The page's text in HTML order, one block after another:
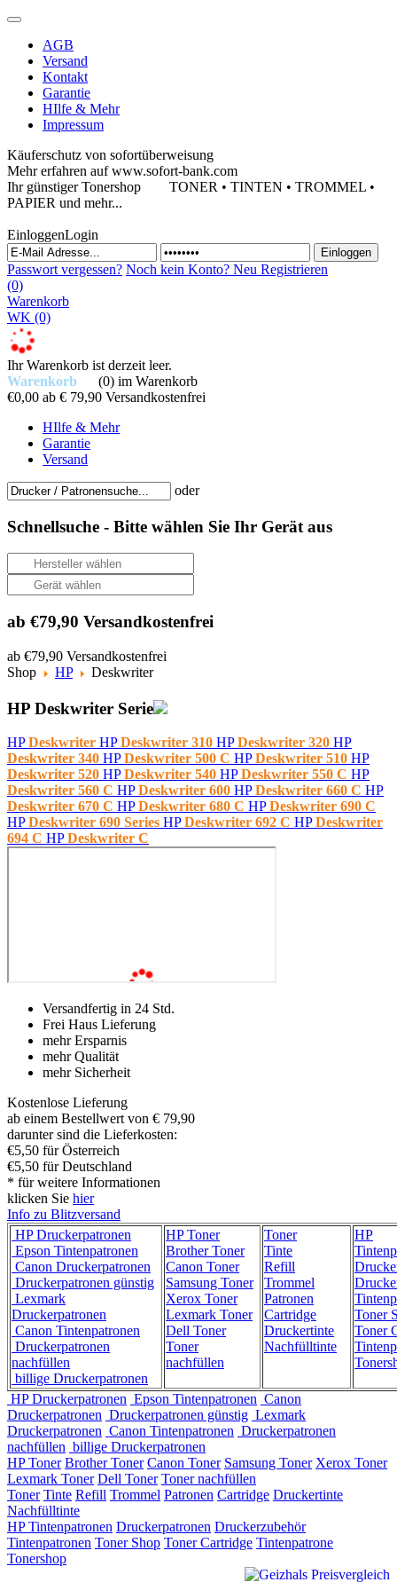
AGB
Versand
Kontakt
Garantie
HIlfe & Mehr
Impressum
Käuferschutz von sofortüberweisung
Mehr erfahren auf www.sofort-bank.com
Ihr günstiger Tonershop TONER • TINTEN • TROMMEL •
PAPIER und mehr...
EinloggenLogin
Passwort vergessen? Noch kein Konto? Neu Registrieren
(0)
Warenkorb
WK (0)
Ihr Warenkorb ist derzeit leer.
Warenkorb
(0) im Warenkorb
€0,00 ab € 79,90 Versandkostenfrei
HIlfe & Mehr
Garantie
Versand
oder
Schnellsuche - Bitte wählen Sie Ihr Gerät aus
ab €79,90 Versandkostenfrei
ab €79,90 Versandkostenfrei
Shop
HP Deskwriter
HP Deskwriter Serie
HPDeskwriter HPDeskwriter 310 HPDeskwriter 320 HP
Deskwriter 340 HPDeskwriter 500 C HPDeskwriter 510 HP
Deskwriter 520 HPDeskwriter 540 HPDeskwriter 550 C HP
Deskwriter 560 C HPDeskwriter 600 HPDeskwriter 660 C HP
Deskwriter 670 C HPDeskwriter 680 C HPDeskwriter 690 C
HPDeskwriter 690 Series HPDeskwriter 692 C HPDeskwriter
694 C HPDeskwriter C
Versandfertig in 24 Std.
Frei Haus Lieferung
mehr Ersparnis
mehr Qualität
mehr Sicherheit
Kostenlose Lieferung
ab einem Bestellwert von € 79,90
darunter sind die Lieferkosten:
€5,50 für Österreich
€5,50 für Deutschland
* für weitere Informationen
klicken Sie hier
Info zu Blitzversand
HP Druckerpatronen
Epson Tintenpatronen
Canon Druckerpatronen
Druckerpatronen günstig
Lexmark
Druckerpatronen
Canon Tintenpatronen
Druckerpatronen
nachfüllen
billige Druckerpatronen
HP Toner
Brother Toner
Canon Toner
Samsung Toner
Xerox Toner
Lexmark Toner
Dell Toner
Toner
nachfüllen
Toner
Tinte
Refill
Trommel
Patronen
Cartridge
Druckertinte
Nachfülltinte
HP
Toner
Toner
HP Druckerpatronen Epson Tintenpatronen Canon
Druckerpatronen Druckerpatronen günstig Lexmark
Druckerpatronen Canon Tintenpatronen Druckerpatronen
nachfüllen billige Druckerpatronen
HP Toner Brother Toner Canon Toner Samsung Toner Xerox Toner
Lexmark Toner Dell Toner Toner nachfüllen
Toner Tinte Refill Trommel Patronen Cartridge Druckertinte
Nachfülltinte
HP Tintenpatronen Druckerpatronen Druckerzubehör
Tintenpatronen Toner Shop Toner Cartridge Tintenpatrone
Tonershop